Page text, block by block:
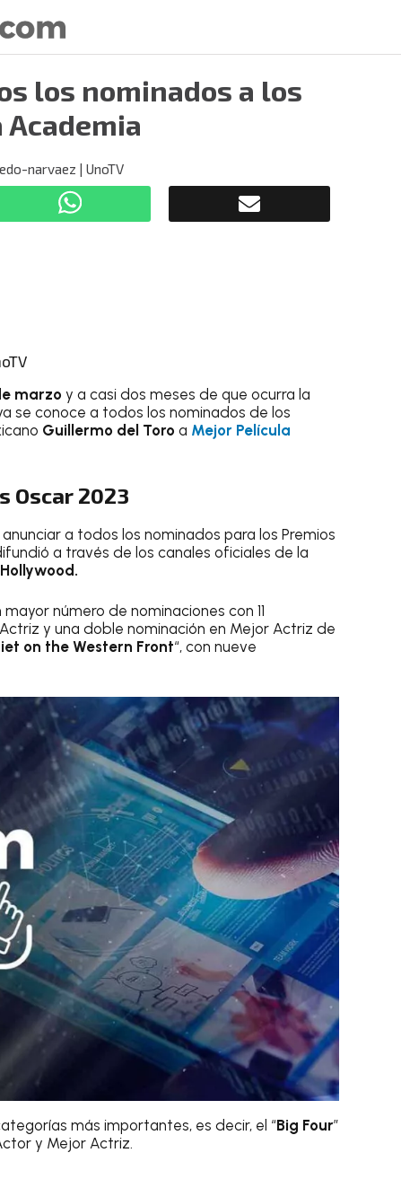
los nominados a los
Academia
narvaez | UnoTV
marzo y a casi dos meses de que ocurra la
se conoce a todos los nominados de los
Guillermo del Toro a Mejor Película
Oscar 2023
a todos los nominados para los Premios
a través de los canales oficiales de la
mayor número de nominaciones con 11
y una doble nominación en Mejor Actriz de
on the Western Front“, con nueve
más importantes, es decir, el “Big Four”
y Mejor Actriz.